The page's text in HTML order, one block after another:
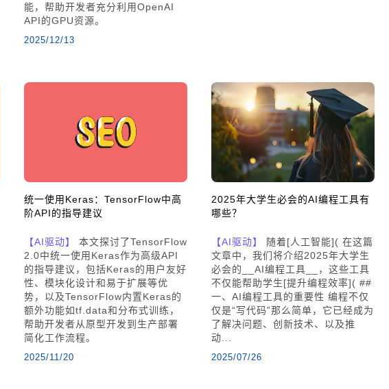
能，帮助开发者充分利用OpenAI
API的GPU资源。
2025/12/13
统一使用Keras：TensorFlow中高
阶API的指导建议
【AI驱动】
本文探讨了TensorFlow
2.0中统一使用Keras作为高级API
的指导建议，包括Keras的用户友好
性、模块化设计和易于扩展等优
势，以及TensorFlow内置Keras的
额外功能如tf.data和分布式训练，
帮助开发者从原型开发到生产部署
简化工作流程。
2025/11/20
2025年大学生必会的AI编程工具有
哪些？
【AI驱动】
随着[人工智能]( 在这篇
文章中，我们将介绍2025年大学生
必会的__AI编程工具__，这些工具
不仅能帮助学生[提升编程效率]( ##
一、AI编程工具的重要性 编程不仅
仅是“写代码”那么简单，它已经成为
了解决问题、创新技术、以及推
动...
2025/07/26